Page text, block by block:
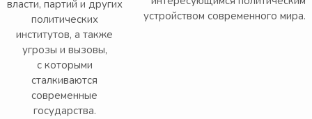
власти, партий и других
политических
институтов, а также
угрозы и вызовы,
с которыми
сталкиваются
современные
государства.
устройством современного мира.